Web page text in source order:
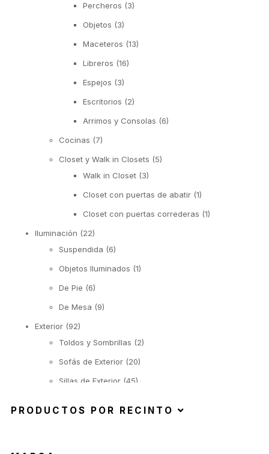
Percheros (3)
Objetos (3)
Maceteros (13)
Libreros (16)
Espejos (3)
Escritorios (2)
Arrimos y Consolas (6)
Cocinas (7)
Closet y Walk in Closets (5)
Walk in Closet (3)
Closet con puertas de abatir (1)
Closet con puertas correderas (1)
Iluminación (22)
Suspendida (6)
Objetos Iluminados (1)
De Pie (6)
De Mesa (9)
Exterior (92)
Toldos y Sombrillas (2)
Sofás de Exterior (20)
Sillas de Exterior (45)
Sillas de Exterior sin Apoyabrazos
PRODUCTOS POR RECINTO